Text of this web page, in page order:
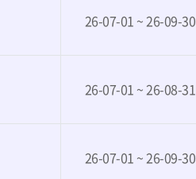
26-07-01 ~ 26-09-30
26-07-01 ~ 26-08-31
26-07-01 ~ 26-09-30